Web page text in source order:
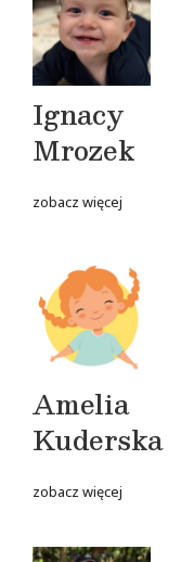
Ignacy
Mrozek
zobacz więcej
Amelia
Kuderska
zobacz więcej